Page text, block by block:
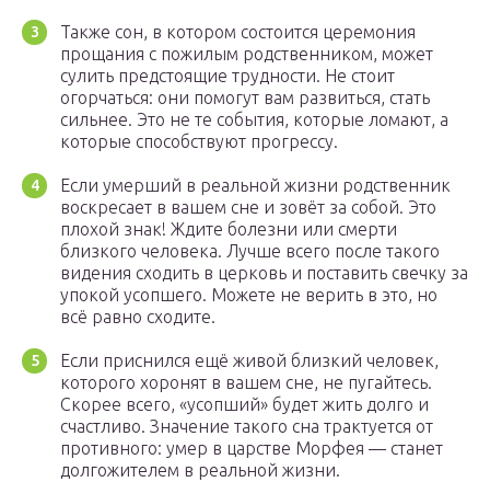
Также сон, в котором состоится церемония
прощания с пожилым родственником, может
сулить предстоящие трудности. Не стоит
огорчаться: они помогут вам развиться, стать
сильнее. Это не те события, которые ломают, а
которые способствуют прогрессу.
Если умерший в реальной жизни родственник
воскресает в вашем сне и зовёт за собой. Это
плохой знак! Ждите болезни или смерти
близкого человека. Лучше всего после такого
видения сходить в церковь и поставить свечку за
упокой усопшего. Можете не верить в это, но
всё равно сходите.
Если приснился ещё живой близкий человек,
которого хоронят в вашем сне, не пугайтесь.
Скорее всего, «усопший» будет жить долго и
счастливо. Значение такого сна трактуется от
противного: умер в царстве Морфея — станет
долгожителем в реальной жизни.